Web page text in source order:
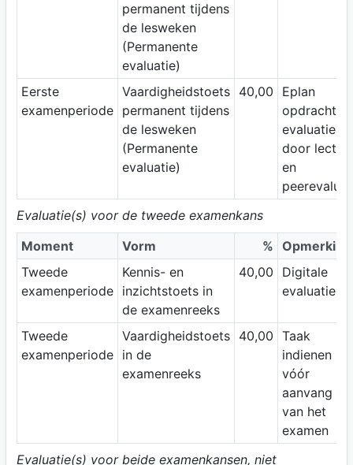
permanent tijdens
de lesweken
(Permanente
evaluatie)
Eerste
examenperiode
Vaardigheidstoets
permanent tijdens
de lesweken
(Permanente
evaluatie)
40,00
Eplan
opdrachten,
evaluatie
door lector
en
Evaluatie(s) voor de tweede examenkans
Moment
Vorm % Opmerking
Tweede
examenperiode
Kennis- en
inzichtstoets in
de examenreeks
40,00
Digitale
evaluatie
Tweede
examenperiode
Vaardigheidstoets
in de
examenreeks
40,00 Taak
indienen
vóór
aanvang
van het
examen
Evaluatie(s) voor beide examenkansen, niet